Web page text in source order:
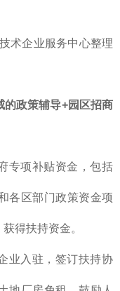
术企业服务中心整理
的政策辅导+园区招商
专项补贴资金，包括
各区部门政策资金项
得扶持资金。
业入驻，签订扶持协